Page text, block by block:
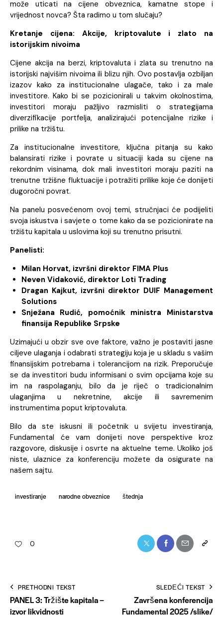
može uticati na cijene obveznica, kamatne stope i
vrijednost novca? Šta radimo u tom slučaju?
Kretanje cijena: Akcije, kriptovalute i zlato na
istorijskim nivoima
Cijene akcija na berzi, kriptovaluta i zlata su trenutno na
istorijski najvišim nivoima ili blizu njih. Ovo postavlja ozbiljan
izazov kako za institucionalne ulagače, tako i za male
investitore. Kako bi se pozicionirali u takvim okolnostima,
investitori moraju pažljivo razmisliti o strategijama
diverzifikacije portfelja, analizirajući potencijalne rizike i
prilike na tržištu.
Za institucionalne investitore, ključna pitanja su kako
balansirati rizike i povrate u situaciji kada su cijene na
rekordnim visinama, dok mali investitori moraju paziti na
trenutne tržišne fluktuacije i potražiti prilike koje će donijeti
dugoročni povrat.
Na panelu posvećenom ovoj temi, stručnjaci će podijeliti
svoja iskustva i savjete o tome kako da se pozicionirate na
tržištu kapitala u uslovima koji su trenutno prisutni.
Panelisti:
Milan Horvat, izvršni direktor FIMA Plus
Neven Vidaković, direktor Loti Trading
Dragan Kajkut, izvršni direktor DUIF Management
Solutions
Snježana Rudić, pomoćnik ministra Ministarstva
finansija Republike Srpske
Uzimajući u obzir sve ove faktore, važno je postaviti jasne
ciljeve ulaganja i odabrati strategiju koja je u skladu s vašim
finansijskim potrebama i tolerancijom na rizik. Preporučuje
se da investitori budu informisani o svim opcijama koje su
im na raspolaganju, bilo da je riječ o tradicionalnim
ulaganjima u nekretnine, akcije ili savremenim
instrumentima poput kriptovaluta.
Bilo da ste iskusni ili početnik u svijetu investiranja,
Fundamental će vam donijeti nove perspektive kroz
razgovore, diskusije i osvrte na aktuelne teme. Ukoliko još
niste, ulaznice za konferenciju možete da osigurate na
našem sajtu.
investiranje narodne obveznice štednja
0
PRETHODNI TEKST
PANEL 3: Tržište kapitala –
izvor likvidnosti
SLEDEĆI TEKST
Završena konferencija
Fundamental 2025 /slike/